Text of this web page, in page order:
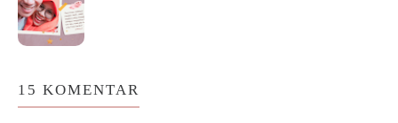
15 KOMENTAR